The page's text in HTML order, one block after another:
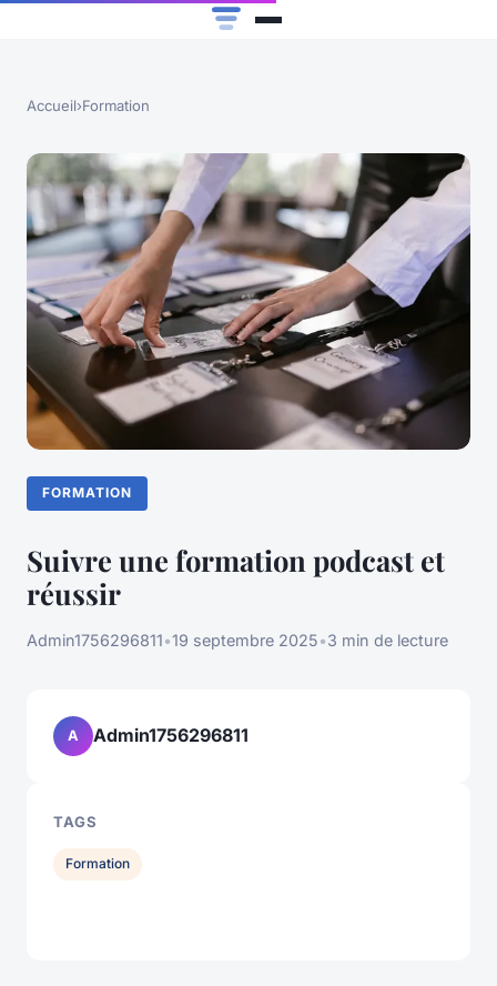
Accueil›Formation
FORMATION
Suivre une formation podcast et
réussir
Admin1756296811•19 septembre 2025•3 min de lecture
A Admin1756296811
TAGS
Formation